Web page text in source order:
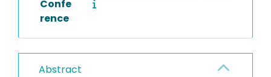
Confe
rence
Abstract